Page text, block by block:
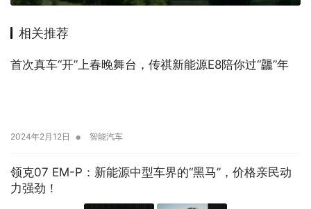
相关推荐
首次真车“开”上春晚舞台，传祺新能源E8陪你过“龘”年
2024年2月12日 • 智能汽车
领克07 EM-P：新能源中型车界的“黑马”，价格亲民动
力强劲！